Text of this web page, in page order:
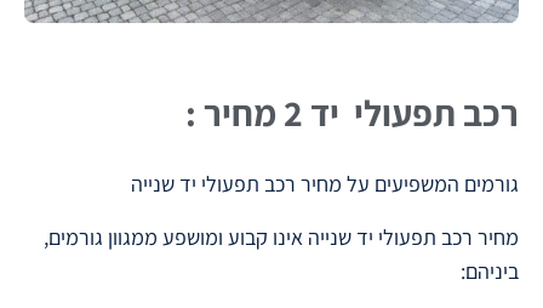
רכב תפעולי יד 2 מחיר :
גורמים המשפיעים על מחיר רכב תפעולי יד שנייה
מחיר רכב תפעולי יד שנייה אינו קבוע ומושפע ממגוון גורמים,
ביניהם: